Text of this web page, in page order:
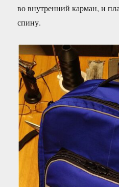
во внутренний карман, и
спину.